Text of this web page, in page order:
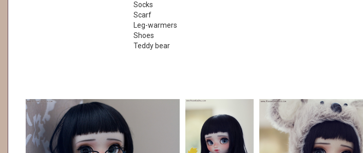
Socks
Scarf
Leg-warmers
Shoes
Teddy bear